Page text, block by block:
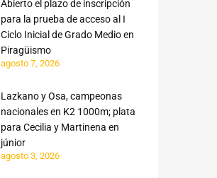
Abierto el plazo de inscripción
para la prueba de acceso al I
Ciclo Inicial de Grado Medio en
Piragüismo
agosto 7, 2026
Lazkano y Osa, campeonas
nacionales en K2 1000m; plata
para Cecilia y Martinena en
júnior
agosto 3, 2026